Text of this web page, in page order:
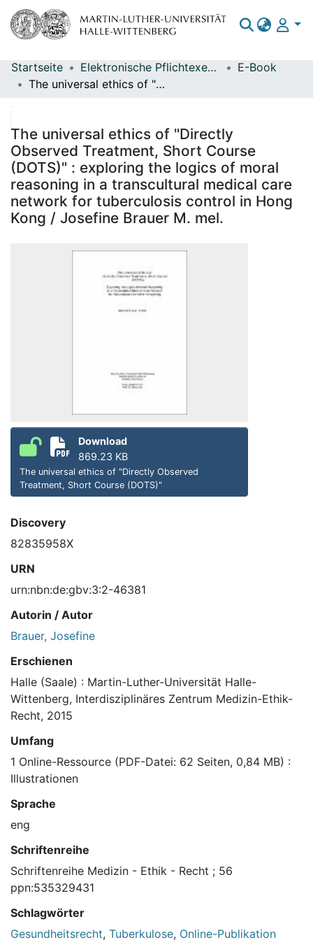
Bereiche & Sammlungen
Statistiken
Startseite Elektronische Pflichtexemplare
E-Book
The universal ethics of "Directly Observed Treatment, Short Course (DOTS)" : exploring the logics of moral reasoning in a transcultural medical care network for tuberculosis control in Hong Kong / Josefine Brauer M. mel.
The universal ethics of "Directly
Observed Treatment, Short Course
(DOTS)" : exploring the logics of moral
reasoning in a transcultural medical care
network for tuberculosis control in Hong
Kong / Josefine Brauer M. mel.
Download
869.23 KB
The universal ethics of "Directly Observed
Treatment, Short Course (DOTS)"
Discovery
82835958X
URN
urn:nbn:de:gbv:3:2-46381
Autorin / Autor
Brauer, Josefine
Erschienen
Halle (Saale) : Martin-Luther-Universität Halle-
Wittenberg, Interdisziplinäres Zentrum Medizin-Ethik-
Recht, 2015
Umfang
1 Online-Ressource (PDF-Datei: 62 Seiten, 0,84 MB) :
Illustrationen
Sprache
eng
Schriftenreihe
Schriftenreihe Medizin - Ethik - Recht ; 56
ppn:535329431
Schlagwörter
Gesundheitsrecht, Tuberkulose, Online-Publikation